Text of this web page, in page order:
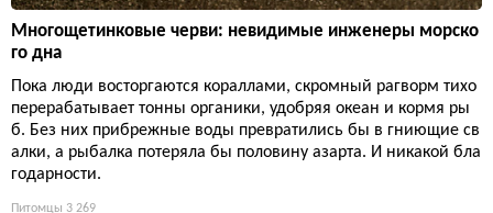
Многощетинковые черви: невидимые инженеры морско
го дна
Пока люди восторгаются кораллами, скромный рагворм тихо
перерабатывает тонны органики, удобряя океан и кормя ры
б. Без них прибрежные воды превратились бы в гниющие св
алки, а рыбалка потеряла бы половину азарта. И никакой бла
годарности.
Питомцы 3 269